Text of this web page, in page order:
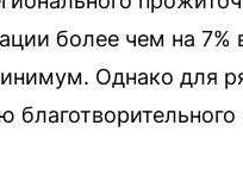
более чем на 7%
Однако для
благотворительного